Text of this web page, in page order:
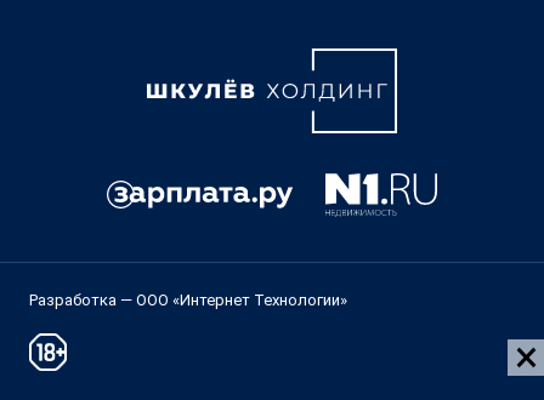
Разработка — ООО «Интернет Технологии»